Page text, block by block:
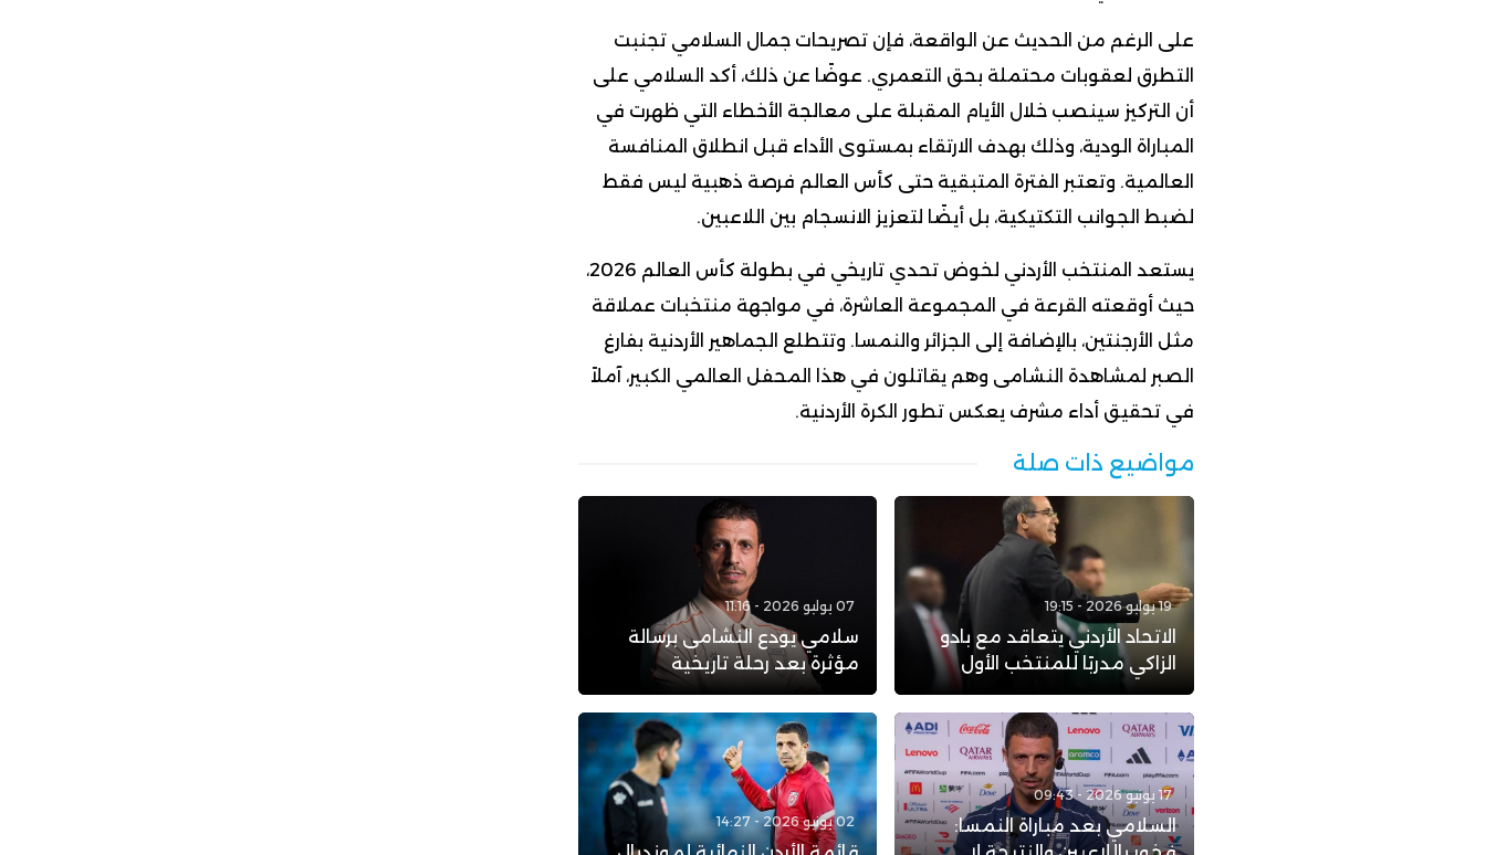
على الرغم من الحديث عن الواقعة، فإن تصريحات جمال السلامي تجنبت
التطرق لعقوبات محتملة بحق التعمري. عوضًا عن ذلك، أكد السلامي على
أن التركيز سينصب خلال الأيام المقبلة على معالجة الأخطاء التي ظهرت في
المباراة الودية، وذلك بهدف الارتقاء بمستوى الأداء قبل انطلاق المنافسة
العالمية. وتعتبر الفترة المتبقية حتى كأس العالم فرصة ذهبية ليس فقط
لضبط الجوانب التكتيكية، بل أيضًا لتعزيز الانسجام بين اللاعبين.
يستعد المنتخب الأردني لخوض تحدي تاريخي في بطولة كأس العالم 2026،
حيث أوقعته القرعة في المجموعة العاشرة، في مواجهة منتخبات عملاقة
مثل الأرجنتين، بالإضافة إلى الجزائر والنمسا. وتتطلع الجماهير الأردنية بفارغ
الصبر لمشاهدة النشامى وهم يقاتلون في هذا المحفل العالمي الكبير، آملاً
في تحقيق أداء مشرف يعكس تطور الكرة الأردنية.
مواضيع ذات صلة
19 يوليو 2026 - 19:15
الاتحاد الأردني يتعاقد مع بادو
الزاكي مدربًا للمنتخب الأول
07 يوليو 2026 - 11:16
سلامي يودع النشامى برسالة
مؤثرة بعد رحلة تاريخية
17 يونيو 2026 - 09:43
السلامي بعد مباراة النمسا:
02 يونيو 2026 - 14:27